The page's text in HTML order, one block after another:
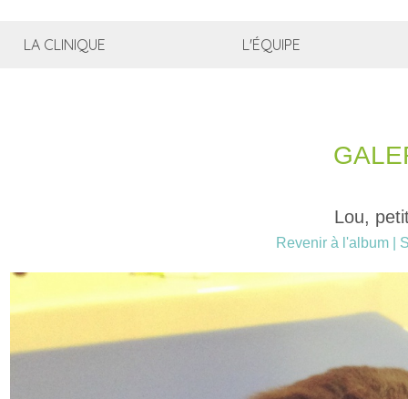
LA CLINIQUE L'ÉQUIPE
Lou,
Revenir à l'album